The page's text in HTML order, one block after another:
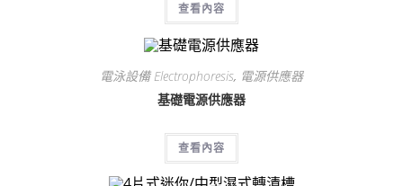
查看內容
電泳設備 Electrophoresis, 電源供應器
基礎電源供應器
查看內容